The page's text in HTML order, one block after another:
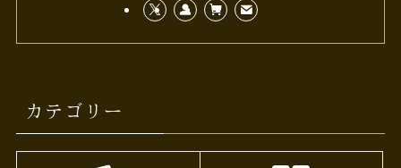
カテゴリー